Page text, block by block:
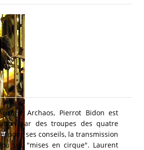
Archaos, Pierrot Bidon est
par des troupes des quatre
pour ses conseils, la transmission
ses "mises en cirque". Laurent